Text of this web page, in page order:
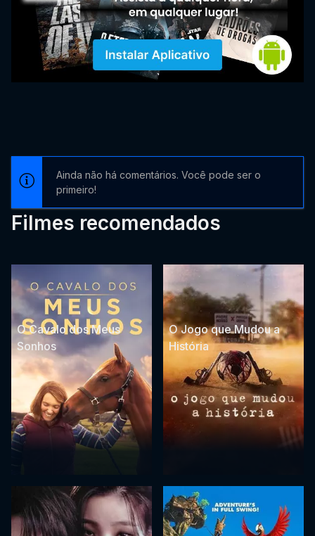
Ainda não há comentários. Você pode ser o
primeiro!
Filmes recomendados
O Cavalo dos Meus
Sonhos
O Jogo que Mudou a
História